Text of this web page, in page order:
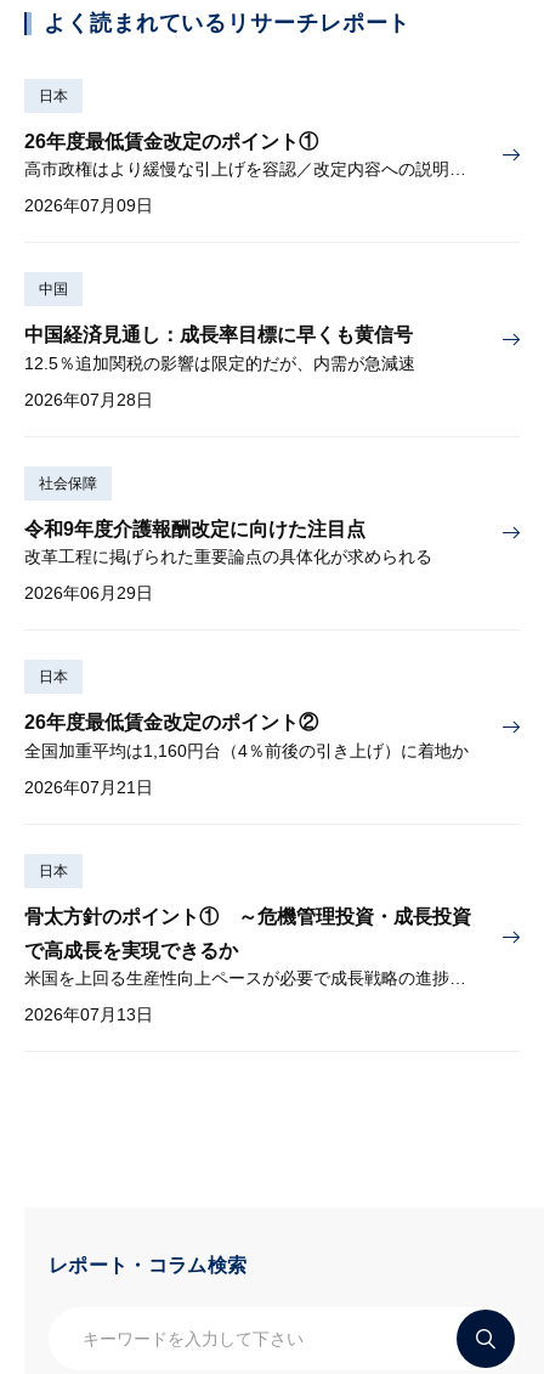
よく読まれているリサーチレポート
日本
26年度最低賃金改定のポイント①
高市政権はより緩慢な引上げを容認／改定内容への説明責任が焦点
2026年07月09日
中国
中国経済見通し：成長率目標に早くも黄信号
12.5％追加関税の影響は限定的だが、内需が急減速
2026年07月28日
社会保障
令和9年度介護報酬改定に向けた注目点
改革工程に掲げられた重要論点の具体化が求められる
2026年06月29日
日本
26年度最低賃金改定のポイント②
全国加重平均は1,160円台（4％前後の引き上げ）に着地か
2026年07月21日
日本
骨太方針のポイント① ～危機管理投資・成長投資
で高成長を実現できるか
米国を上回る生産性向上ペースが必要で成長戦略の進捗管理も課題
2026年07月13日
レポート・コラム検索